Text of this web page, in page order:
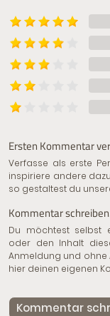
Ersten Kommentar
Verfasse als erste
inspiriere andere
so gestaltest du
Kommentar
Du möchtest selbst
oder den Inhalt
Anmeldung und ohne
hier deinen eigenen
Kommentar